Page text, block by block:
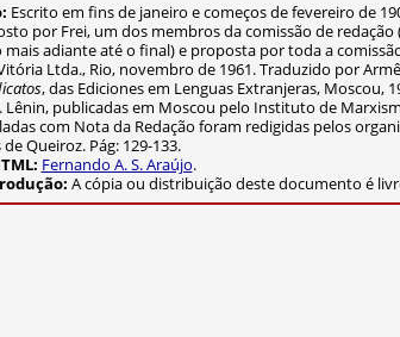
Escrito em fins de janeiro e começos de fevereiro de
por Frei, um dos membros da comissão de
adiante até o final) e proposta por toda a
Ltda., Rio, novembro de 1961. Traduzido por
, das Ediciones em Lenguas Extranjeras, Moscou,
Lênin, publicadas em Moscou pelo Instituto de
com Nota da Redação foram redigidas pelos
Queiroz. Pág: 129-133.
Fernando A. S. Araújo.
A cópia ou distribuição deste documento é